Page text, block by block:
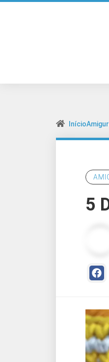
Início
5